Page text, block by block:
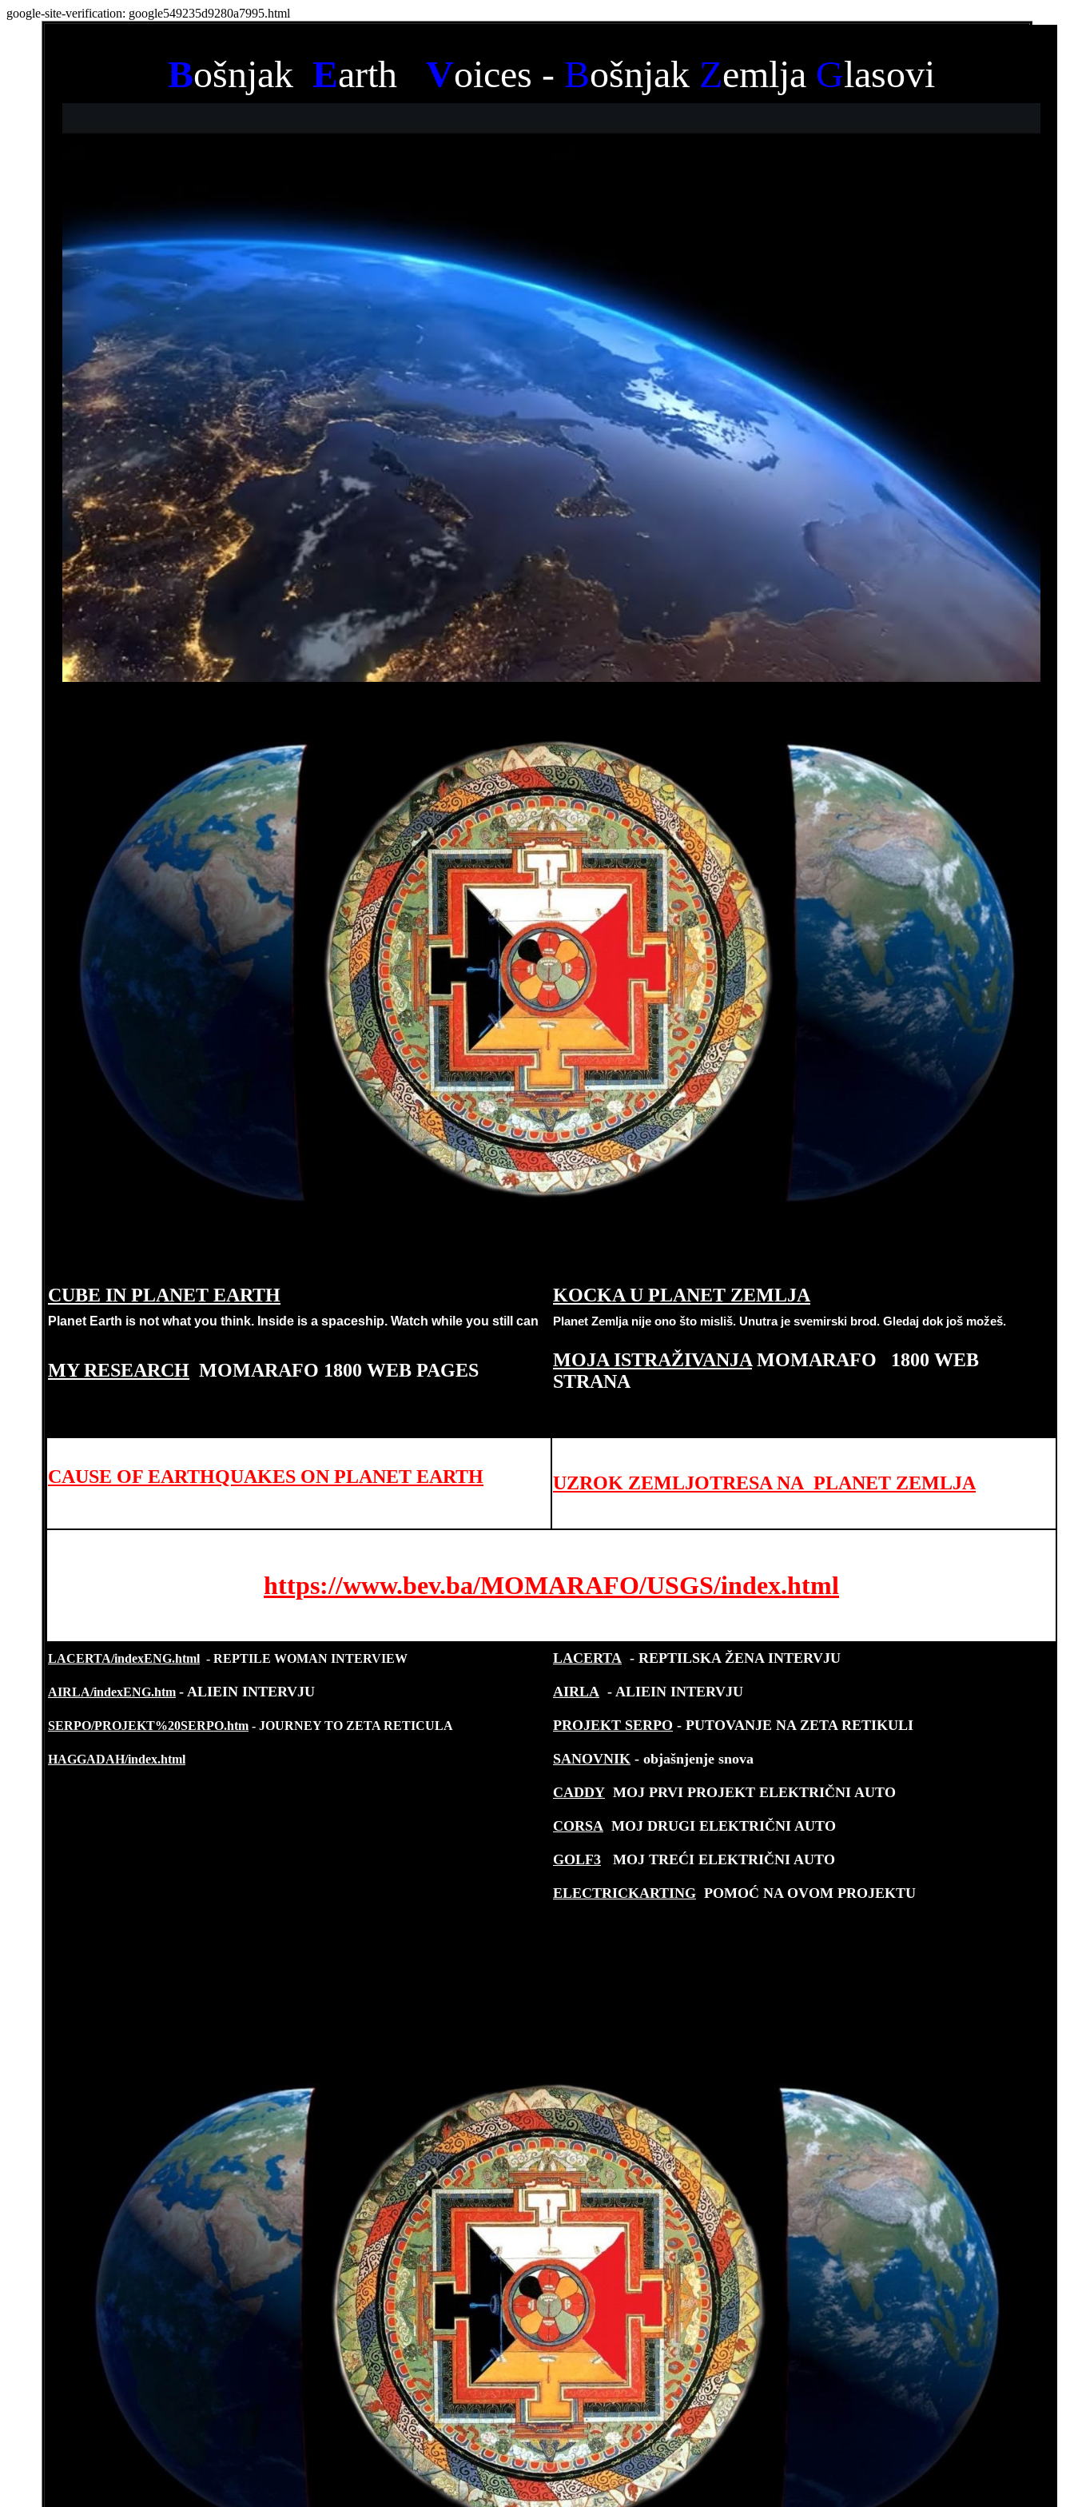
google-site-verification: google549235d9280a7995.html
Bošnjak Earth Voices - Bošnjak Zemlja Glasovi
CUBE IN PLANET EARTH KOCKA U PLANET ZEMLJA
Planet Earth is not what you think. Inside is a spaceship. Watch while you still can Planet Zemlja nije ono što misliš. Unutra je svemirski brod. Gledaj dok još možeš.
MY RESEARCH MOMARAFO 1800 WEB PAGES MOJA ISTRAŽIVANJA MOMARAFO
1800 WEB
STRANA
CAUSE OF EARTHQUAKES ON PLANET EARTH UZROK ZEMLJOTRESA NA PLANET ZEMLJA
https://www.bev.ba/MOMARAFO/USGS/index.html
LACERTA/indexENG.html - REPTILE WOMAN INTERVIEW LACERTA - REPTILSKA ŽENA INTERVJU
AIRLA/indexENG.htm - ALIEIN INTERVJU AIRLA - ALIEIN INTERVJU
SERPO/PROJEKT%20SERPO.htm - JOURNEY TO ZETA RETICULA PROJEKT SERPO - PUTOVANJE NA ZETA RETIKULI
HAGGADAH/index.html SANOVNIK - objašnjenje snova
CADDY MOJ PRVI PROJEKT ELEKTRIČNI AUTO
CORSA MOJ DRUGI ELEKTRIČNI AUTO
GOLF3 MOJ TREĆI ELEKTRIČNI AUTO
ELECTRICKARTING POMOĆ NA OVOM PROJEKTU